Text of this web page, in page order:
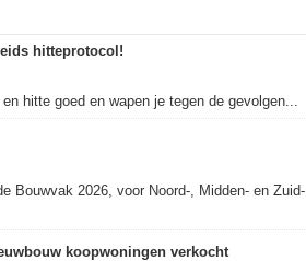
hitteprotocol!
hitte goed en wapen je tegen de gevolgen...
Bouwvak 2026, voor Noord-, Midden- en Zuid-
koopwoningen verkocht